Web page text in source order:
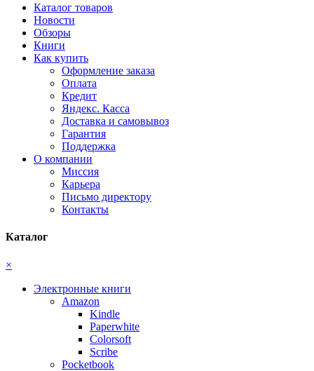
Каталог товаров
Новости
Обзоры
Книги
Как купить
Оформление заказа
Оплата
Кредит
Яндекс. Касса
Доставка и самовывоз
Гарантия
Поддержка
О компании
Миссия
Карьера
Письмо директору
Контакты
Каталог
×
Электронные книги
Amazon
Kindle
Paperwhite
Colorsoft
Scribe
Pocketbook